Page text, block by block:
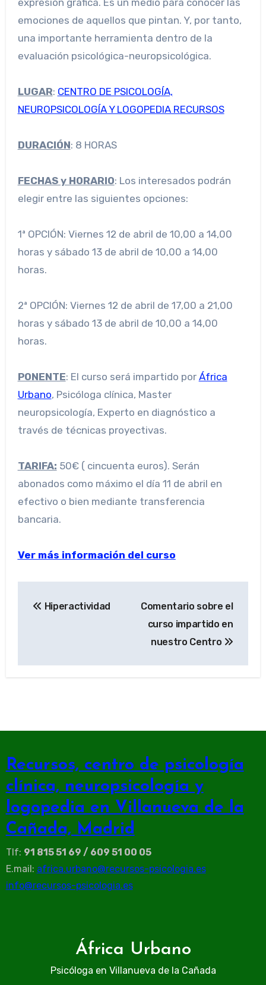
expresión gráfica. Es un medio para conocer las
emociones de aquellos que pintan. Y, por tanto,
una importante herramienta dentro de la
evaluación psicológica-neuropsicológica.
LUGAR: CENTRO DE PSICOLOGÍA,
NEUROPSICOLOGÍA Y LOGOPEDIA RECURSOS
DURACIÓN: 8 HORAS
FECHAS y HORARIO: Los interesados podrán
elegir entre las siguientes opciones:
1ª OPCIÓN: Viernes 12 de abril de 10,00 a 14,00
horas y sábado 13 de abril de 10,00 a 14,00
horas.
2ª OPCIÓN: Viernes 12 de abril de 17,00 a 21,00
horas y sábado 13 de abril de 10,00 a 14,00
horas.
PONENTE: El curso será impartido por África
Urbano, Psicóloga clínica, Master
neuropsicología, Experto en diagnóstico a
través de técnicas proyectivas.
TARIFA: 50€ ( cincuenta euros). Serán
abonados como máximo el día 11 de abril en
efectivo o bien mediante transferencia
bancaria.
Ver más información del curso
Hiperactividad
Comentario sobre el
curso impartido en
nuestro Centro
Recursos, centro de psicología
clínica, neuropsicología y
logopedia en Villanueva de la
Cañada, Madrid
Tlf: 91 815 51 69 / 609 51 00 05
E.mail: africa.urbano@recursos-psicologia.es
info@recursos-psicologia.es
África Urbano
Psicóloga en Villanueva de la Cañada